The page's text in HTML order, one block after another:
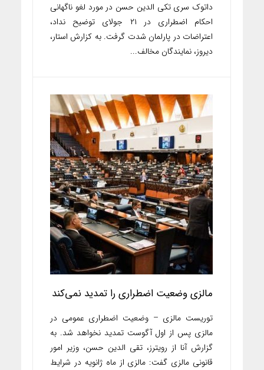
داتوک سری تکی الدین حسن در مورد لغو ناگهانی
احکام اضطراری در ۲۱ جولای توضیح نداد،
اعتراضات در پارلمان شدت گرفت. به کزارش استار،
دیروز، نمایندگان مخالف...
مالزی وضعیت اضطراری را تمدید نمی‌کند
توریست مالزی – وضعیت اضطراری عمومی در
مالزی پس از اول آگوست تمدید نخواهد شد. به
گزارش آنا از رویترز، تقی الدین حسن، وزیر امور
قانونی مالزی گفت: مالزی از ماه ژانویه در شرایط